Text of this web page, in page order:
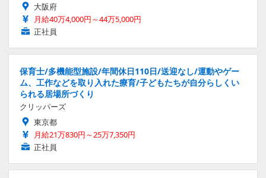
大阪府
月給40万4,000円～44万5,000円
正社員
保育士/多機能型施設/年間休日110日/送迎なし/運動やゲー
ム、工作などを取り入れた療育/子どもたちが自分らしくい
られる居場所づくり
クリッパーズ
東京都
月給21万830円～25万7,350円
正社員